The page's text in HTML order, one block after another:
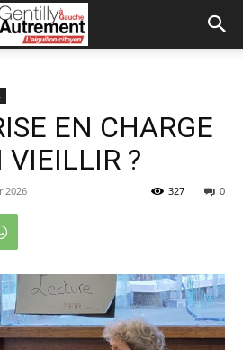
EN CHARGE
VIEILLIR ?
2026 0
327